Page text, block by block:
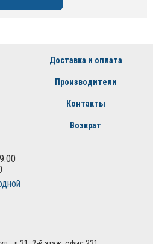
Доставка и оплата
Производители
Контакты
Возврат